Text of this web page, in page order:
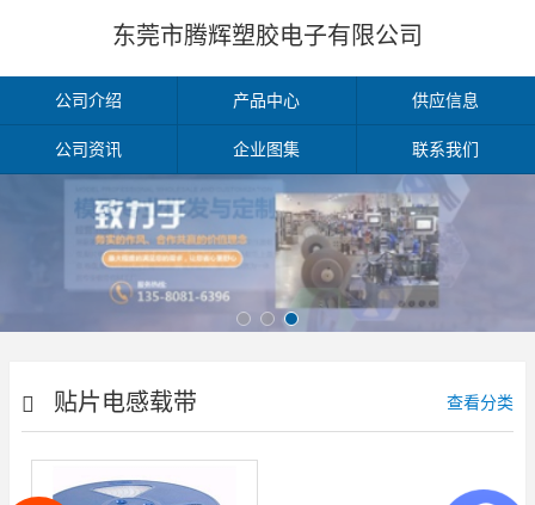
东莞市腾辉塑胶电子有限公司
公司介绍 产品中心 供应信息
公司资讯 企业图集 联系我们
贴片电感载带 查看分类